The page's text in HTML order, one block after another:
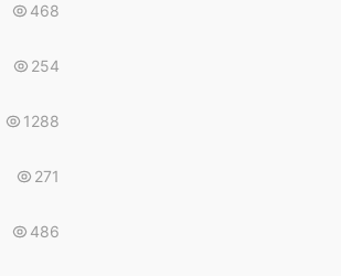
468
254
1288
271
486